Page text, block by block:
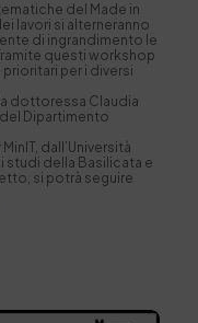
del Made in
lavori si alterneranno
di ingrandimento le
questi workshop
per i diversi
dottoressa Claudia
Dipartimento
dall’Università
studi della Basilicata e
si potrà seguire